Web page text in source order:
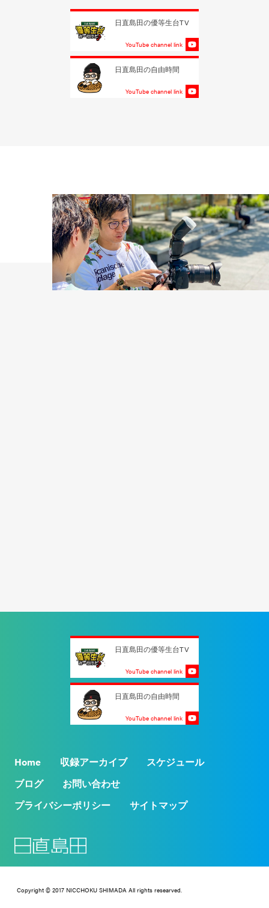
日直島田の優等生台TV
YouTube channel link
日直島田の自由時間
YouTube channel link
日直島田の優等生台TV
YouTube channel link
日直島田の自由時間
YouTube channel link
Home 収録アーカイブ
スケジュール
ブログ
お問い合わせ
プライバシーポリシー
サイトマップ
Copyright © 2017 NICCHOKU SHIMADA All rights researved.